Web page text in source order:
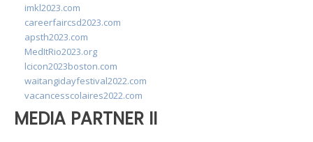
imkl2023.com
careerfaircsd2023.com
apsth2023.com
MedItRio2023.org
lcicon2023boston.com
waitangidayfestival2022.com
vacancesscolaires2022.com
MEDIA PARTNER II